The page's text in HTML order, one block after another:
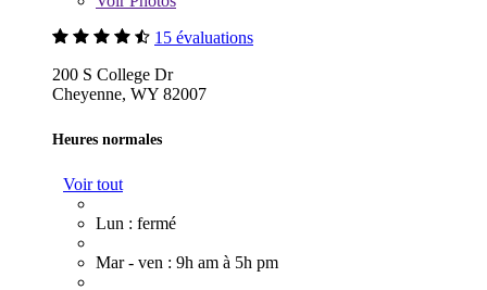
15 évaluations
200 S College Dr
Cheyenne, WY 82007
Heures normales
Voir tout
Lun : fermé
Mar - ven : 9h am à 5h pm